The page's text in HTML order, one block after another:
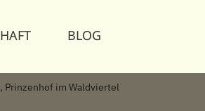
BLOG
Prinzenhof im Waldviertel